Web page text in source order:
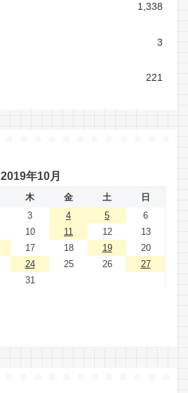
1,338
3
221
2019年10月
木 金 土
日
3 4 5
6
10 11 12
13
17 18 19
20
24 25 26
27
31